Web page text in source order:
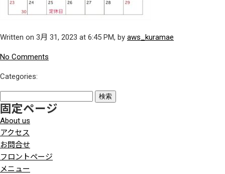
Written on 3月 31, 2023 at 6:45 PM, by aws_kuramae
No Comments
Categories:
索:
固定ページ
About us
アクセス
お問合せ
フロントページ
メニュー